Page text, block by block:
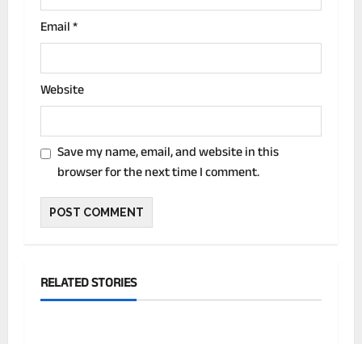
Email*
Website
Save my name, email, and website in this
browser for the next time I comment.
RELATED STORIES
देश